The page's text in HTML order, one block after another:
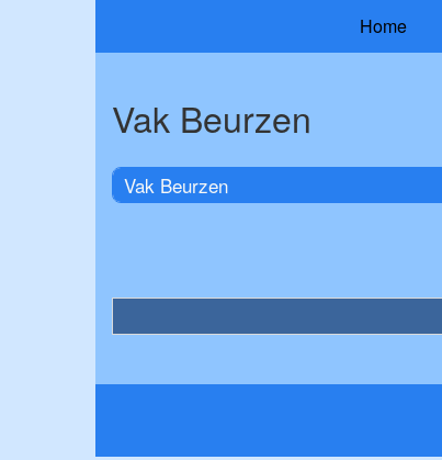
Home
Vak Beurzen
Vak Beurzen